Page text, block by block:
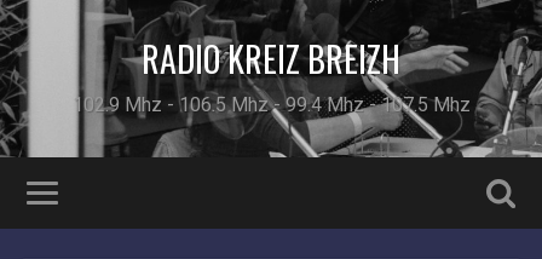
RADIO KREIZ BREIZH
102.9 Mhz - 106.5 Mhz - 99.4 Mhz - 107.5 Mhz